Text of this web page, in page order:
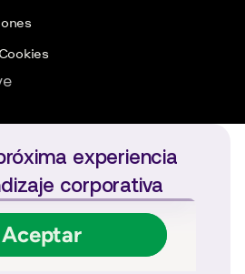
experiencia
corporativa